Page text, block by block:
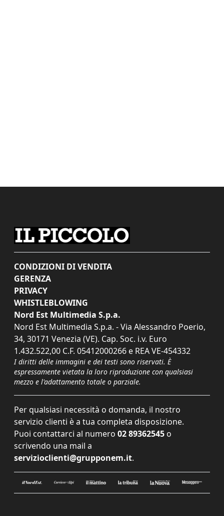
CONDIZIONI DI VENDITA
GERENZA
PRIVACY
WHISTLEBLOWING
Nord Est Multimedia S.p.a.
Nord Est Multimedia S.p.a. - Via Alessandro Poerio,
34, 30171 Venezia (VE). Cap. Soc. i.v. Euro
1.432.522,00 C.F. 05412000266 e REA VE-454332
I diritti delle immagini e dei testi sono riservati. È
espressamente vietata la loro riproduzione con qualsiasi
mezzo e l'adattamento totale o parziale.
Per qualsiasi necessità o domanda, il nostro
servizio clienti è a tua completa disposizione.
Puoi contattarci al numero 02 89362545 o
scrivendo una mail a
servizioclienti@grupponem.it.